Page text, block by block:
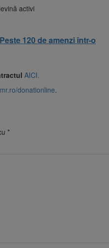
activi
120 de amenzi într-o
AICI.
donationline.
*